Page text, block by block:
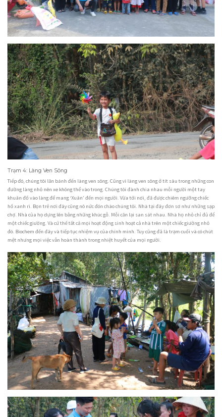
Trạm 4: Làng Ven Sông
Tiếp đó, chúng tôi lăn bánh đến làng ven sông. Cũng vì làng ven sông ở tít sâu trong những con
đường làng nhỏ nên xe không thể vào trong. Chúng tôi đành chia nhau mỗi người một tay
khuân đồ vào làng để mang ‘Xuân’ đến mọi người. Vừa tới nơi, đã được chiêm ngưỡng chiếc
hồ xanh rì. Bọn trẻ nơi đây cũng nô nức đón chào chúng tôi. Nhà tại đây đơn sơ như những sạp
chợ. Nhà của họ dựng lên bằng những khúc gỗ. Mỗi căn lại san sát nhau. Nhà họ nhỏ chỉ đủ để
một chiếc giường. Và cứ thế tất cả mọi hoạt động sinh hoạt cả nhà trên một chiếc giường nhỏ
đó. Biochem đến đây và tiếp tục nhiệm vụ của chính mình. Tuy cũng đã là trạm cuối và có chút
mệt nhưng mọi việc vẫn hoàn thành trong nhiệt huyết của mọi người.